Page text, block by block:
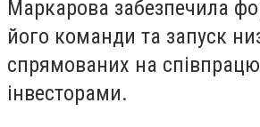
Маркарова забезпечила
його команди та запуск
спрямованих на
інвесторами.